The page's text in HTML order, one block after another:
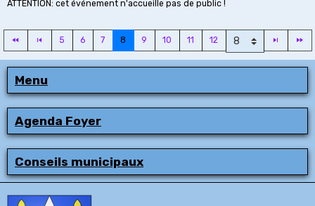
ATTENTION: cet événement n'accueille pas de public !
5 6 7 8 9 10 11 12
Menu
Agenda Foyer
Conseils municipaux